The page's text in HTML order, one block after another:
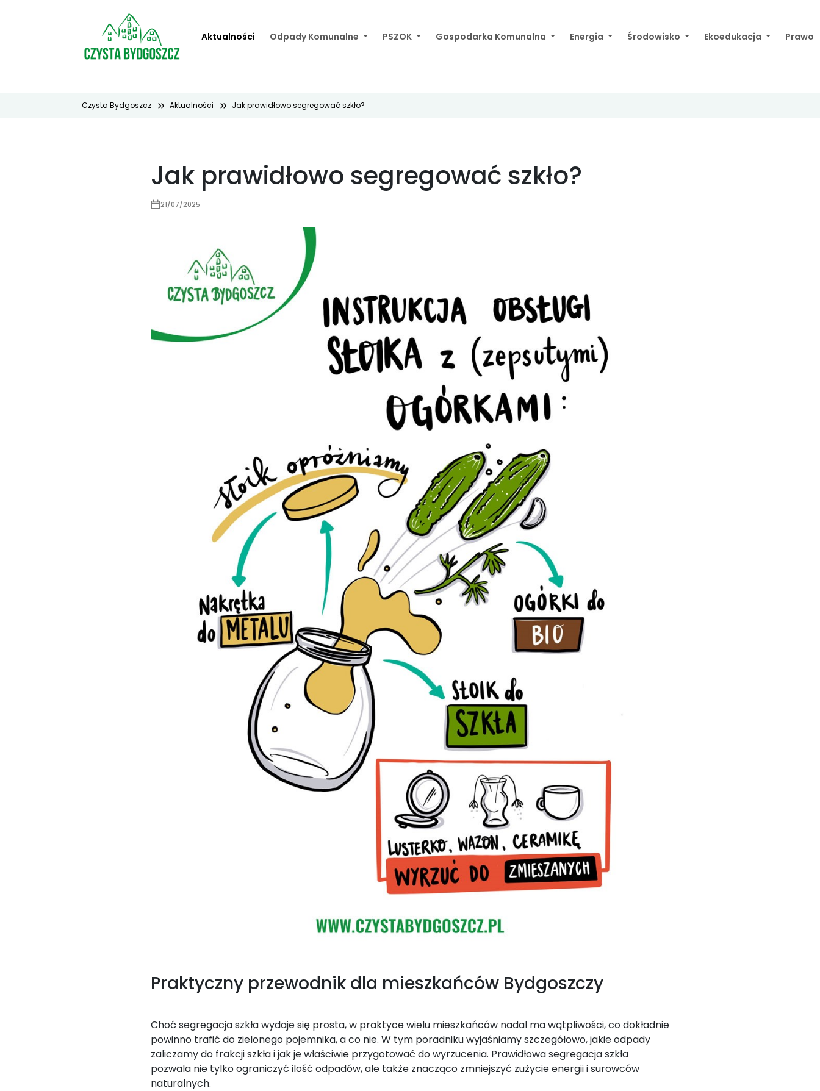
Aktualności Odpady Komunalne PSZOK Gospodarka Komunalna Energia Środowisko Ekoedukacja Prawo
Czysta Bydgoszcz Aktualności Jak prawidłowo segregować szkło?
Jak prawidłowo segregować szkło?
21/07/2025
Praktyczny przewodnik dla mieszkańców Bydgoszczy
Choć segregacja szkła wydaje się prosta, w praktyce wielu mieszkańców nadal ma wątpliwości, co dokładnie
powinno trafić do zielonego pojemnika, a co nie. W tym poradniku wyjaśniamy szczegółowo, jakie odpady
zaliczamy do frakcji szkła i jak je właściwie przygotować do wyrzucenia. Prawidłowa segregacja szkła
pozwala nie tylko ograniczyć ilość odpadów, ale także znacząco zmniejszyć zużycie energii i surowców
naturalnych.